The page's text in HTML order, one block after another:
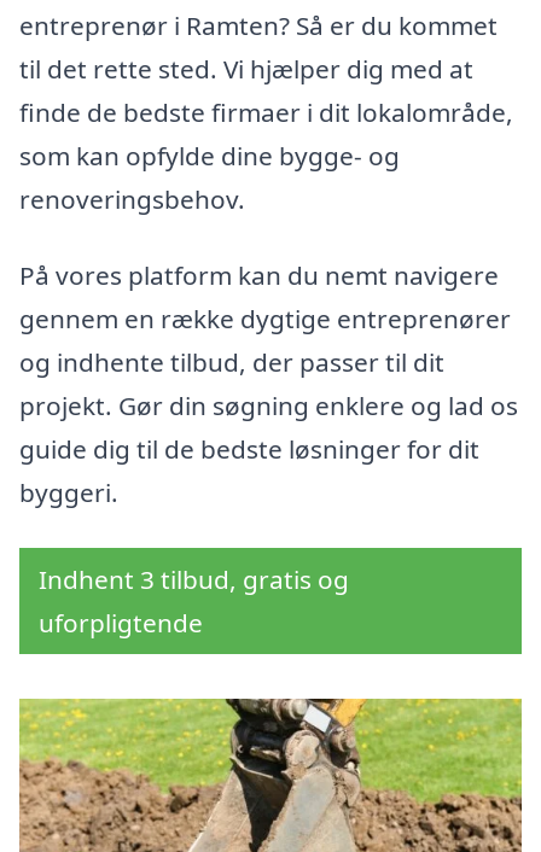
entreprenør i Ramten? Så er du kommet
til det rette sted. Vi hjælper dig med at
finde de bedste firmaer i dit lokalområde,
som kan opfylde dine bygge- og
renoveringsbehov.
På vores platform kan du nemt navigere
gennem en række dygtige entreprenører
og indhente tilbud, der passer til dit
projekt. Gør din søgning enklere og lad os
guide dig til de bedste løsninger for dit
byggeri.
Indhent 3 tilbud, gratis og
uforpligtende